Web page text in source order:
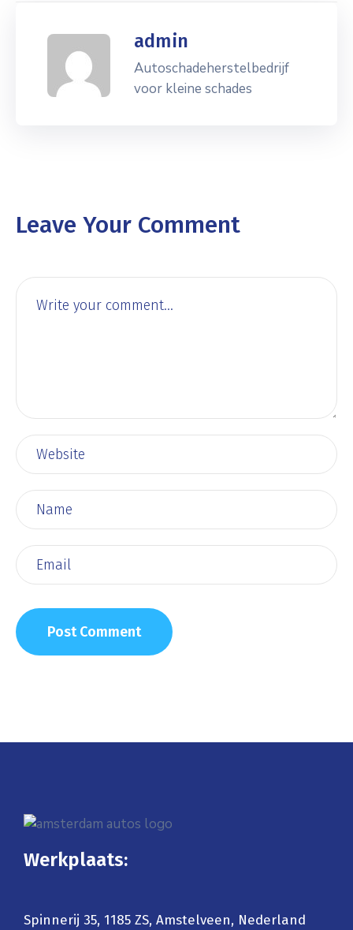
admin
Autoschadeherstelbedrijf
voor kleine schades
Leave Your Comment
Werkplaats:
Spinnerij 35, 1185 ZS, Amstelveen, Nederland